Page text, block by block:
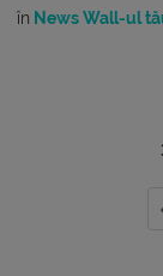
în News Wall-ul